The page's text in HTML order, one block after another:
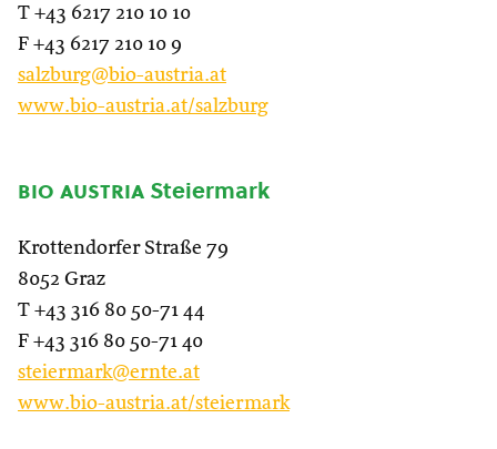
T +43 6217 210 10 10
F +43 6217 210 10 9
salzburg@bio-austria.at
www.bio-austria.at/salzburg
bio austria Steiermark
Krottendorfer Straße 79
8052 Graz
T +43 316 80 50-71 44
F +43 316 80 50-71 40
steiermark@ernte.at
www.bio-austria.at/steiermark